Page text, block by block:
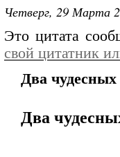
Четверг, 29 Марта
Это цитата
свой цитатник
Два
Два